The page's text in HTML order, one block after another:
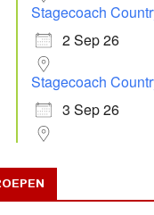
Stagecoach
2 Sep 26
Stagecoach
3 Sep 26